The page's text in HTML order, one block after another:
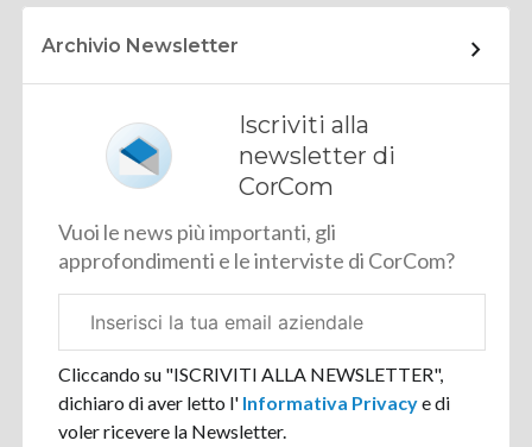
Archivio Newsletter
Iscriviti alla
newsletter di
CorCom
Vuoi le news più importanti, gli
approfondimenti e le interviste di CorCom?
aziendale
Cliccando su "ISCRIVITI ALLA NEWSLETTER",
dichiaro di aver letto l' Informativa Privacye di
voler ricevere la Newsletter.